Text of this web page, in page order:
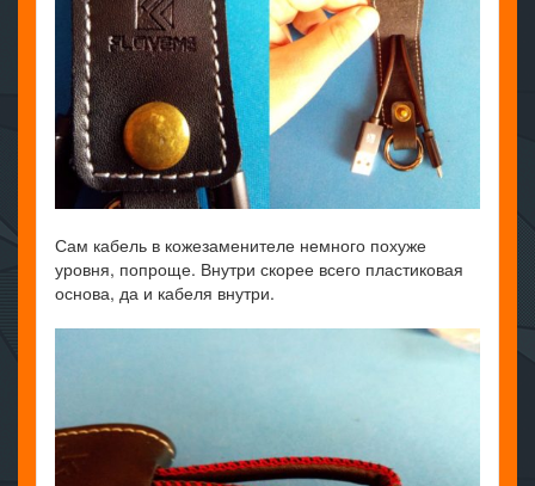
Сам кабель в кожезаменителе немного похуже
уровня, попроще. Внутри скорее всего пластиковая
основа, да и кабеля внутри.